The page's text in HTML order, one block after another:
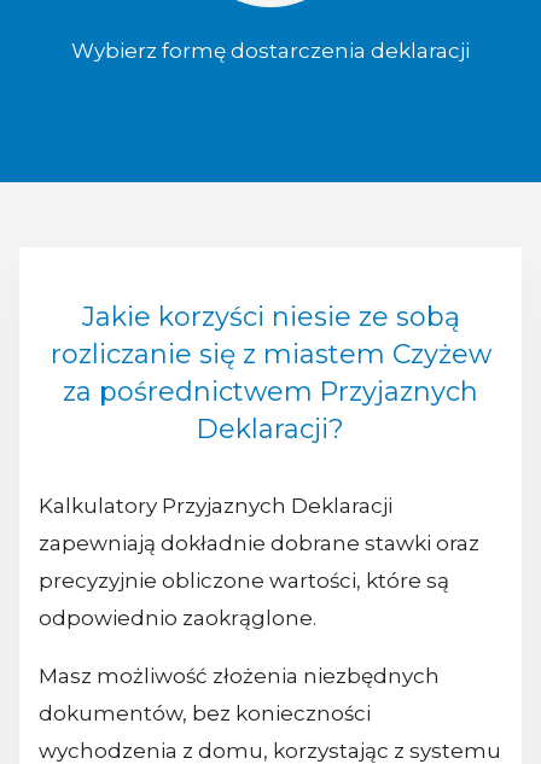
Wybierz formę dostarczenia deklaracji
Jakie korzyści niesie ze sobą
rozliczanie się z miastem Czyżew
za pośrednictwem Przyjaznych
Deklaracji?
Kalkulatory Przyjaznych Deklaracji
zapewniają dokładnie dobrane stawki oraz
precyzyjnie obliczone wartości, które są
odpowiednio zaokrąglone.
Masz możliwość złożenia niezbędnych
dokumentów, bez konieczności
wychodzenia z domu, korzystając z systemu